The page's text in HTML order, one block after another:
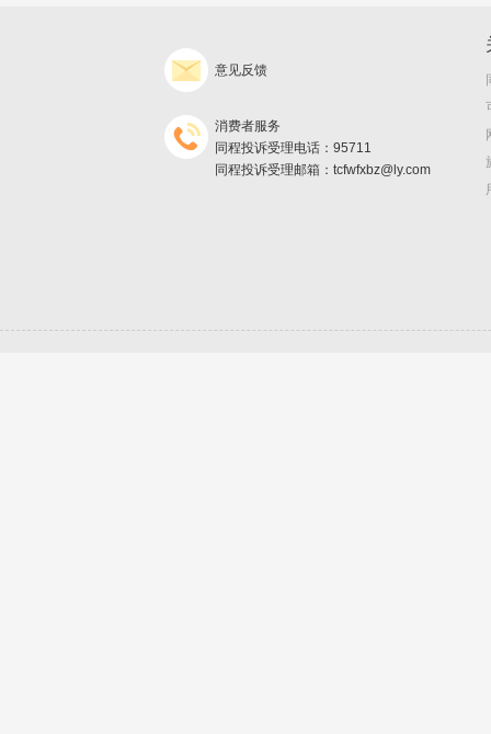
意见反馈
消费者服务
同程投诉受理电话：95711
同程投诉受理邮箱：tcfwfxbz@ly.com